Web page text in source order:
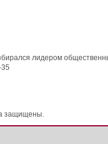
лидером
защищены.